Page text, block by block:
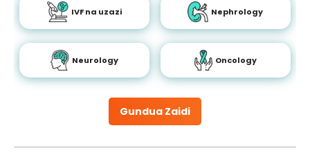
Gundua Zaidi
IVF na uzazi Nephrology
Neurology Oncology